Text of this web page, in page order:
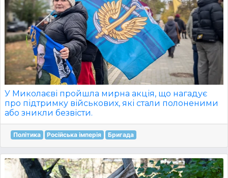
У Миколаєві пройшла мирна акція, що нагадує
про підтримку військових, які стали полоненими
або зникли безвісти.
Політика Російська імперія Бригада